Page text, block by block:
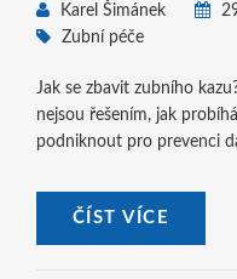
Karel Šimánek
Zubní péče
Jak se zbavit zubního
nejsou řešením, jak
podniknout pro prevenci
ČÍST VÍCE